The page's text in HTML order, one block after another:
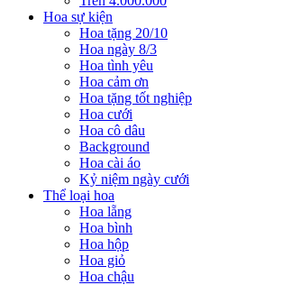
Hoa sự kiện
Hoa tặng 20/10
Hoa ngày 8/3
Hoa tình yêu
Hoa cảm ơn
Hoa tặng tốt nghiệp
Hoa cưới
Hoa cô dâu
Background
Hoa cài áo
Kỷ niệm ngày cưới
Thể loại hoa
Hoa lẵng
Hoa bình
Hoa hộp
Hoa giỏ
Hoa chậu